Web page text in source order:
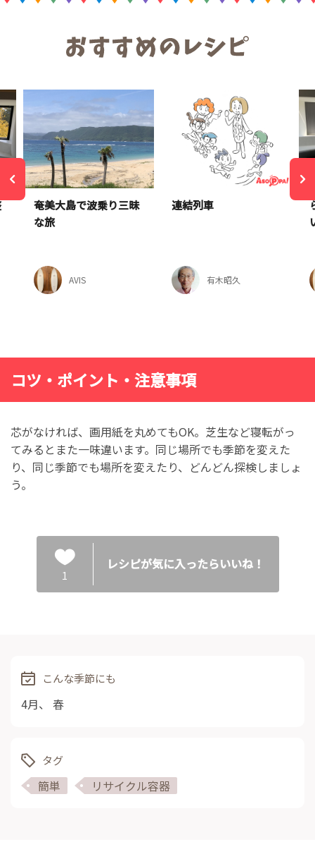
奄美大島で波乗り三昧
な旅
AVIS
連結列車
有木昭久
コツ・ポイント・注意事項
芯がなければ、画用紙を丸めてもOK。芝生など寝転がっ
てみるとまた一味違います。同じ場所でも季節を変えた
り、同じ季節でも場所を変えたり、どんどん探検しましょ
う。
1
レシピが気に入ったらいいね！
こんな季節にも
4月、 春
タグ
簡単 リサイクル容器